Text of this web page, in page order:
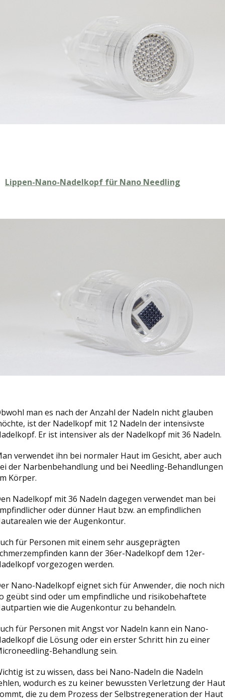
Lippen-Nano-Nadelkopf für Nano Needling
man es nach der Anzahl der Nadeln nicht glauben
ist der Nadelkopf mit 12 Nadeln der intensivste
Er ist intensiver als der Nadelkopf mit 36 Nadeln.
verwendet ihn bei normaler Haut im Gesicht, aber auch
der Narbenbehandlung und bei Needling-Behandlungen
Körper.
Nadelkopf mit 36 Nadeln dagegen verwendet man bei
oder dünner Haut bzw. an empfindlichen
wie der Augenkontur.
für Personen mit einem sehr ausgeprägten
kann der 36er-Nadelkopf dem 12er-
vorgezogen werden.
Nano-Nadelkopf eignet sich für Anwender, die noch
geübt sind oder um empfindliche und risikobehaftete
wie die Augenkontur zu behandeln.
für Personen mit Angst vor Nadeln kann ein Nano-
die Lösung oder ein erster Schritt hin zu einer
Behandlung sein.
ist zu wissen, dass bei Nano-Nadeln die Nadeln
wodurch es zu keiner bewussten Verletzung der Haut
die zu dem Prozess der Selbstregeneration der Haut